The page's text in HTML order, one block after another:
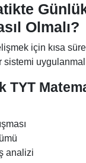
Olmalı?
için kısa
TYT
analizi